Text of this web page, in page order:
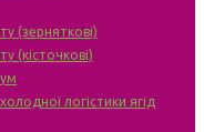
(зерняткові)
(кісточкові)
логістики ягід